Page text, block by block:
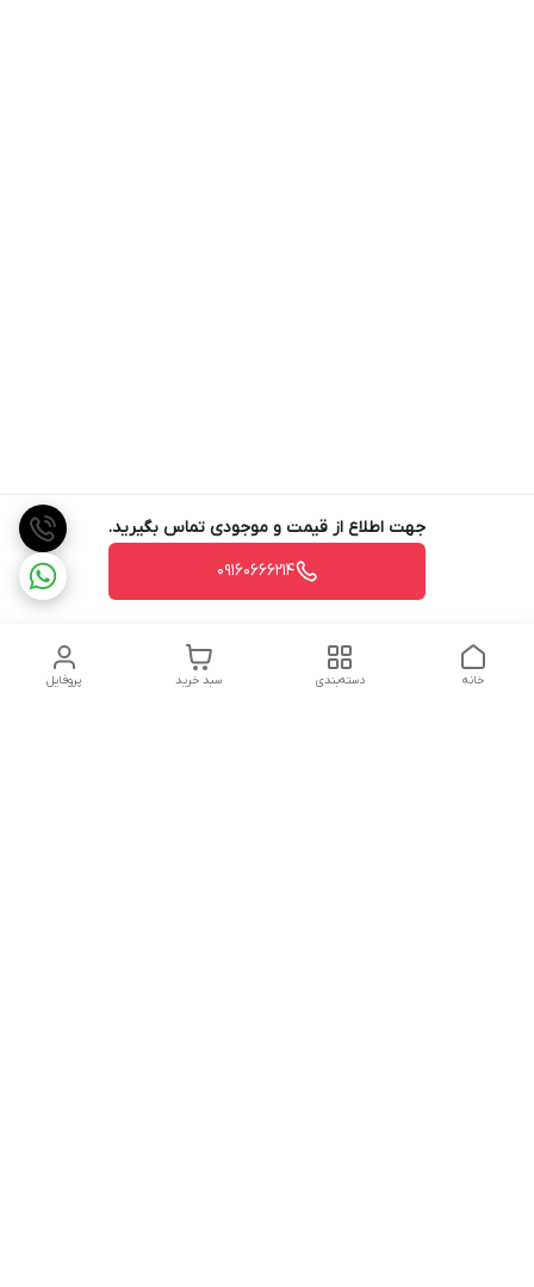
جهت اطلاع از قیمت و موجودی تماس بگیرید.
09160666214
پروفایل سبد خرید دسته‌بندی خانه